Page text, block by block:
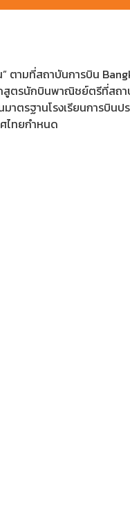
ตามที่สถาบันการบิน
สูตรนักบินพาณิชย์ตรีที่สถา
าตรฐานโรงเรียนการบินป
ไทยกำหนด